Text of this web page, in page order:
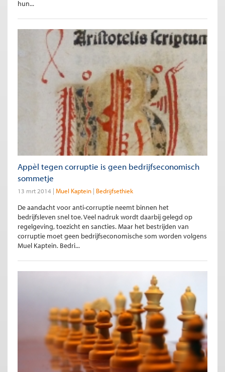
hun...
Appèl tegen corruptie is geen bedrijfseconomisch
sommetje
13 mrt 2014 Muel Kaptein Bedrijfsethiek
De aandacht voor anti-corruptie neemt binnen het
bedrijfsleven snel toe. Veel nadruk wordt daarbij gelegd op
regelgeving, toezicht en sancties. Maar het bestrijden van
corruptie moet geen bedrijfseconomische som worden volgens
Muel Kaptein. Bedri...